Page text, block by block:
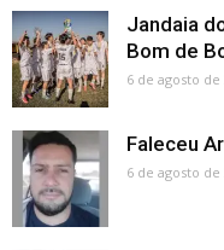
Jandaia
Bom de
6 de agosto de
Faleceu
6 de agosto de